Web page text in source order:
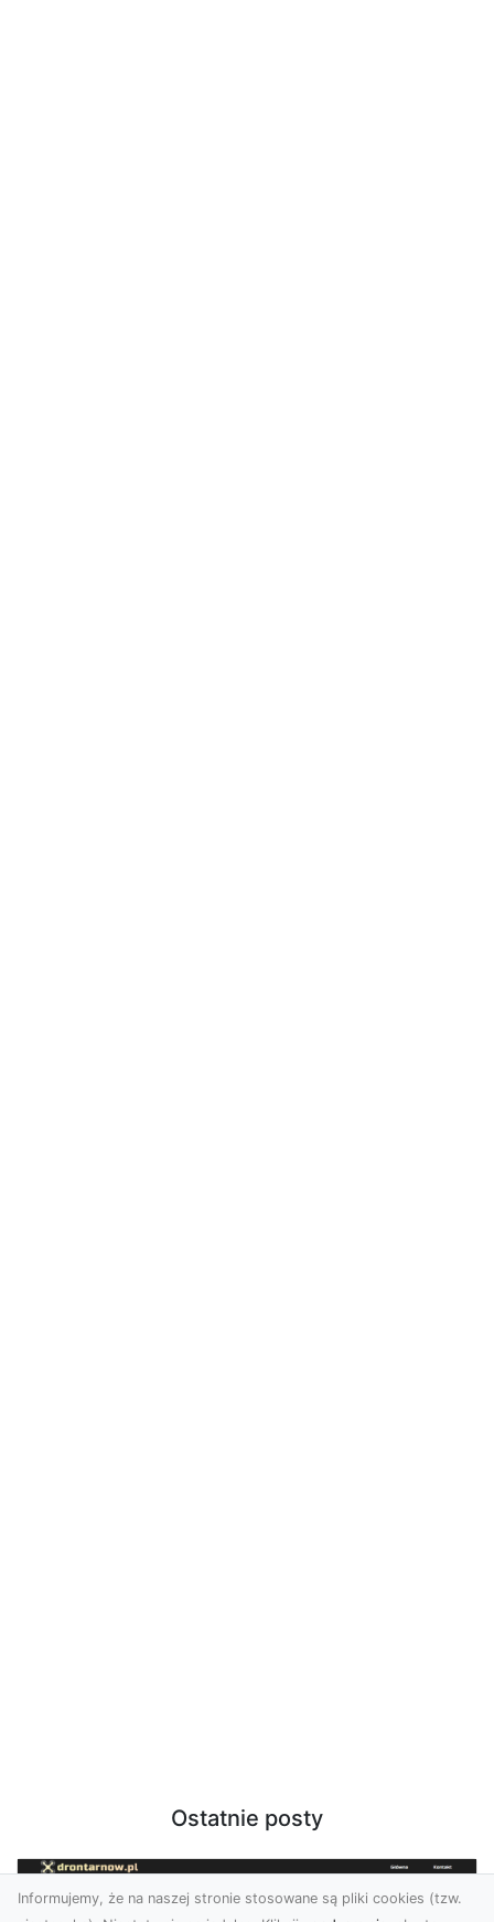
Ostatnie posty
Informujemy, że na naszej stronie stosowane są pliki cookies (tzw.